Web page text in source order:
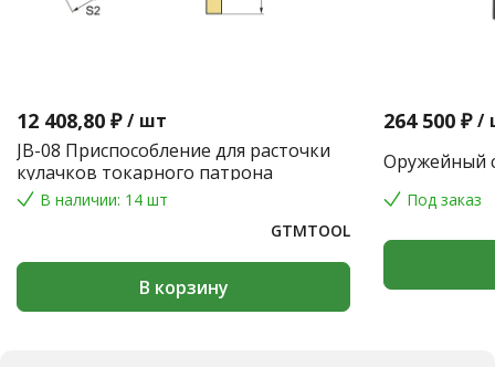
12 408,80 ₽ / шт
JB-08 Приспособление для расточки
кулачков токарного патрона
В наличии: 14 шт
GTMTOOL
В корзину
264 500 ₽ /
Оружейный
Под заказ